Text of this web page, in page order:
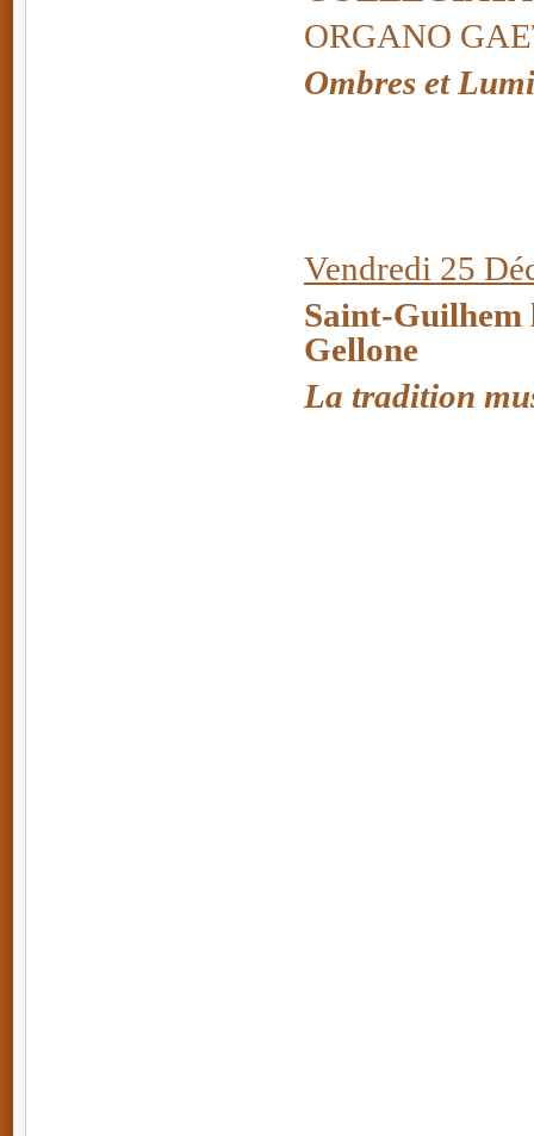
ORGANO
Ombres et
Vendredi 25
Saint-Guilhem
Gellone
La tradition